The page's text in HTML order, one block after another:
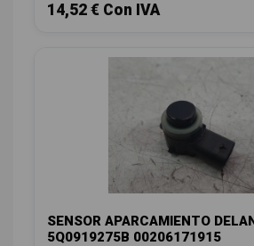
14,52 € Con IVA
SENSOR APARCAMIENTO
5Q0919275B 00206171915